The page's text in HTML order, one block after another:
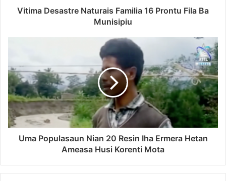
Vitima Desastre Naturais Familia 16 Prontu Fila Ba
Munisipiu
Uma Populasaun Nian 20 Resin Iha Ermera Hetan
Ameasa Husi Korenti Mota